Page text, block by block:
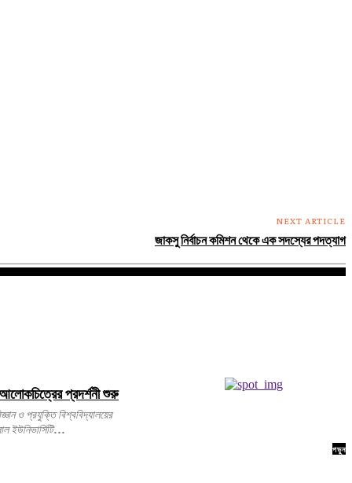
NEXT ARTICLE
জাকসু নির্বাচন কমিশন থেকে এক সদস্যের পদত্যাগ
প্রদর্শনী শুরু
ইউনিভার্সিটি...
পড়ুন